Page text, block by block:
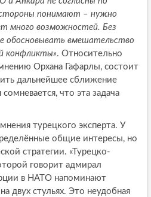
понимают – нужно
много возможностей. Без
обосновывать вмешательство
конфликты». Относительно
мнению Орхана Гафарлы, состоит
дальнейшее сближение
что эта задача
турецкого эксперта. У
общие интересы, но
стратегии. «Турецко-
говорит адмирал
в НАТО напоминают
двух стульях. Это неудобная